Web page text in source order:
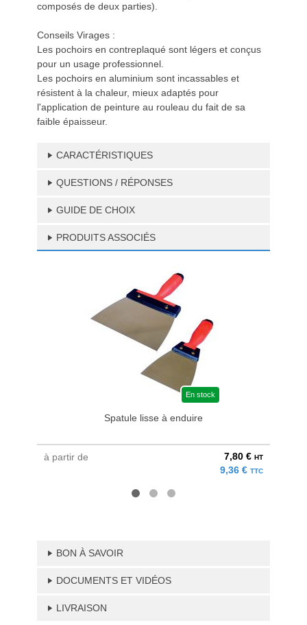
composés de deux parties).
Conseils Virages :
Les pochoirs en contreplaqué sont légers et conçus
pour un usage professionnel.
Les pochoirs en aluminium sont incassables et
résistent à la chaleur, mieux adaptés pour
l'application de peinture au rouleau du fait de sa
faible épaisseur.
CARACTÉRISTIQUES
QUESTIONS / RÉPONSES
GUIDE DE CHOIX
PRODUITS ASSOCIÉS
En stock
Spatule lisse à enduire
à partir de 7,80 € HT
9,36 € TTC
BON À SAVOIR
DOCUMENTS ET VIDÉOS
LIVRAISON